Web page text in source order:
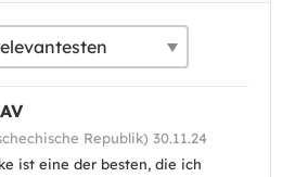
Republik) 30.11.24
ist eine der besten, die ich